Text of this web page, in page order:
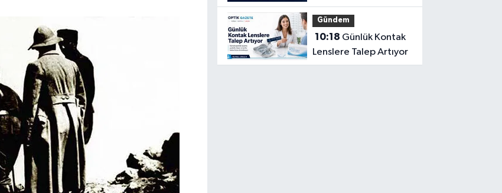
Çalıştayı’nın Bilimsel
Sonuç Raporu
Açıklandı
Gündem
10:18
Lenslere Talep Artıyor